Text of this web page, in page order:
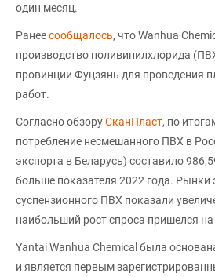
один месяц.
Ранеесообщалось, что Wanhua
производство поливинилхлорида
провинции Фуцзянь для проведения
работ.
Согласно обзоруСканПласт, по
потребление несмешанного ПВХ в
экспорта в Беларусь) составило
больше показателя 2022 года. Рынки
суспензионного ПВХ показали
наибольший рост спроса пришелся
Yantai Wanhua Chemical была
и является первым